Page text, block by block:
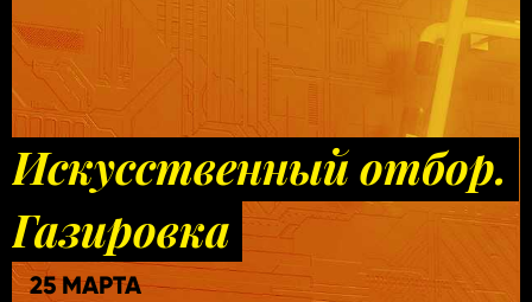
Искусственный отбор.
Газировка
25 МАРТА